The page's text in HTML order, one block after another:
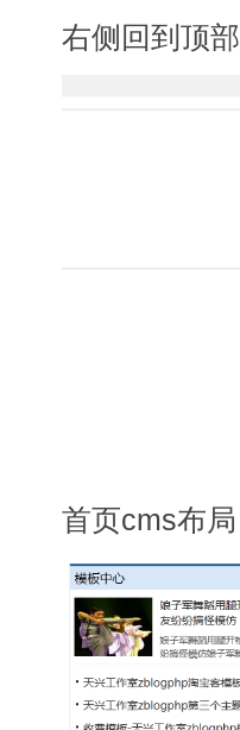
右侧回到顶部
首页cms布局